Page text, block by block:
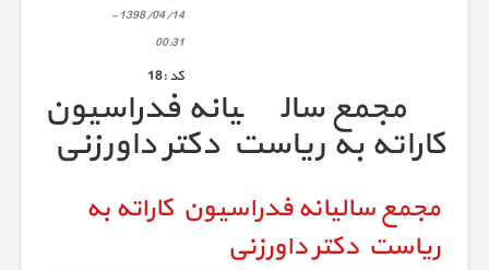
1398/04/14 -
00:31
كد :18
مجمع سالیانه فدراسیون
کاراته به ریاست دکتر داورزنی
مجمع سالیانه فدراسیون کاراته به
ریاست دکتر داورزنی